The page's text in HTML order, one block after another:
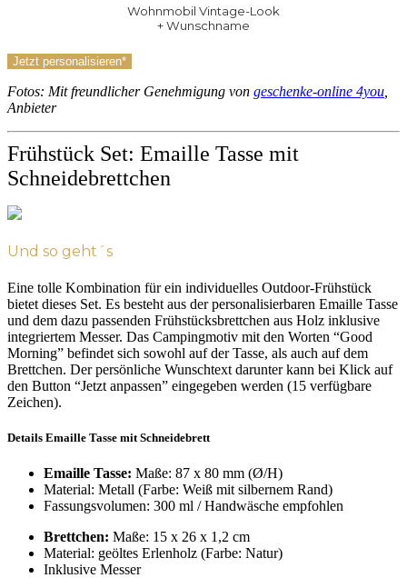
Wohnmobil Vintage-Look
+ Wunschname
Jetzt personalisieren*
Fotos: Mit freundlicher Genehmigung von geschenke-online 4you
Anbieter
Frühstück Set: Emaille Tasse mit
Schneidebrettchen
Und so geht´s
Eine tolle Kombination für ein individuelles Outdoor-Frühstück
bietet dieses Set. Es besteht aus der personalisierbaren Emaille Tasse
und dem dazu passenden Frühstücksbrettchen aus Holz inklusive
integriertem Messer. Das Campingmotiv mit den Worten “Good
Morning” befindet sich sowohl auf der Tasse, als auch auf dem
Brettchen. Der persönliche Wunschtext darunter kann bei Klick auf
den Button “Jetzt anpassen” eingegeben werden (15 verfügbare
Zeichen).
Details Emaille Tasse mit Schneidebrett
Emaille Tasse: Maße: 87 x 80 mm (Ø/H)
Material: Metall (Farbe: Weiß mit silbernem Rand)
Fassungsvolumen: 300 ml / Handwäsche empfohlen
Brettchen: Maße: 15 x 26 x 1,2 cm
Material: geöltes Erlenholz (Farbe: Natur)
Inklusive Messer